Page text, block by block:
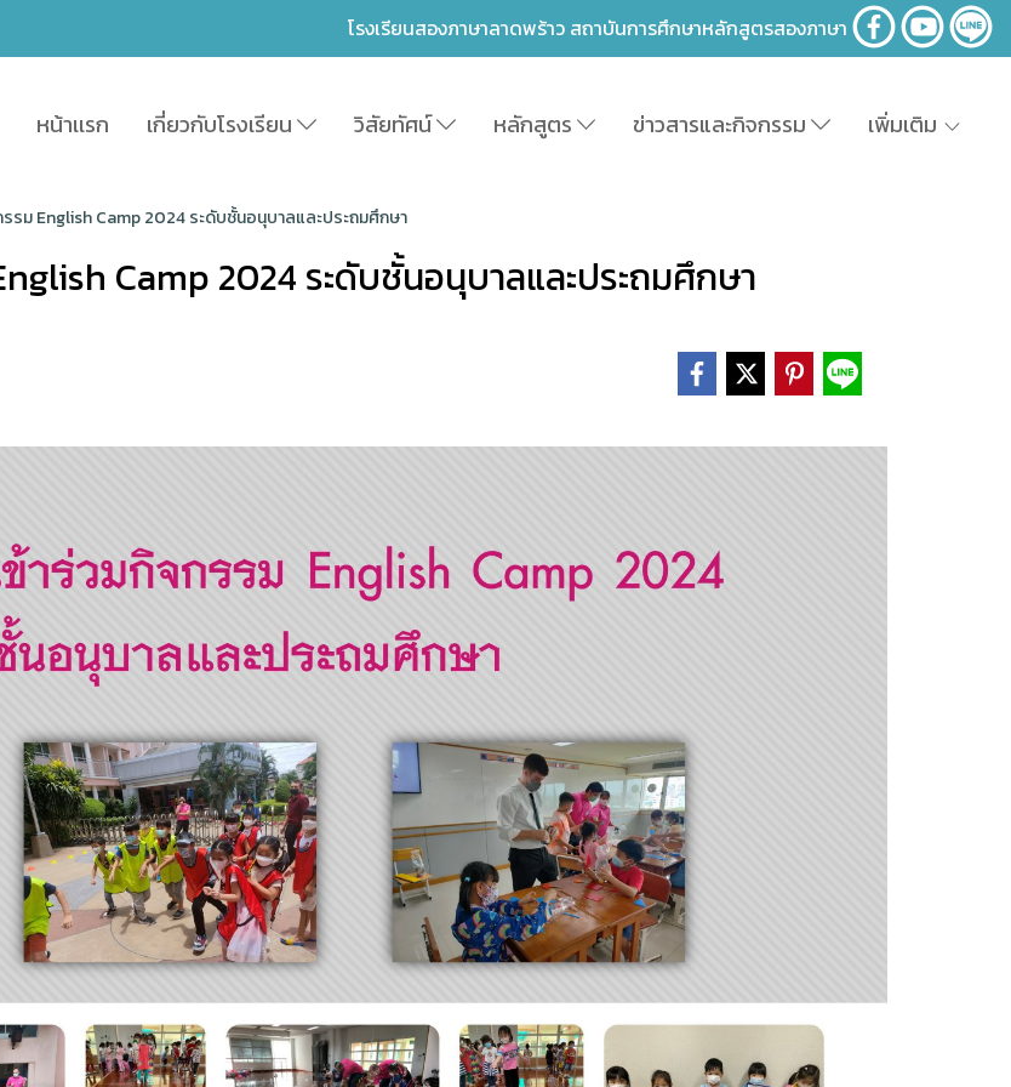
โรงเรียนสองภาษาลาดพร้าว สถาบันการศึกษาหลักสูตรสองภาษา
หน้าเเรก เกี่ยวกับโรงเรียน วิสัยทัศน์ หลักสูตร ข่าวสารและกิจกรรม เพิ่มเติม
รม English Camp 2024 ระดับชั้นอนุบาลและประถมศึกษา
Camp 2024 ระดับชั้นอนุบาลและประถมศึกษา